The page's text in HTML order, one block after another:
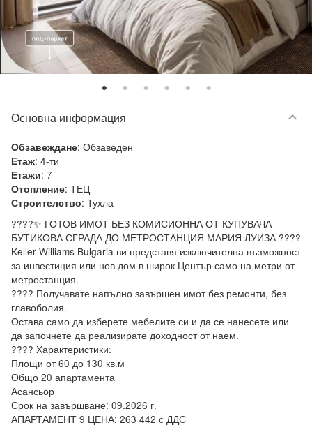
Основна информация keyboard_arrow_down
Обзавеждане: Обзаведен
Етаж: 4-ти
Етажи: 7
Отопление: ТЕЦ
Строителство: Тухла
????✨ ГОТОВ ИМОТ БЕЗ КОМИСИОННА ОТ КУПУВАЧА
БУТИКОВА СГРАДА ДО МЕТРОСТАНЦИЯ МАРИЯ ЛУИЗА ????
Keller Williams Bulgaria ви представя изключителна възможност
за инвестиция или нов дом в широк Център само на метри от
метростанция.
???? Получавате напълно завършен имот без ремонти, без
главоболия.
Остава само да изберете мебелите си и да се нанесете или
да започнете да реализирате доходност от наем.
???? Характеристики:
Площи от 60 до 130 кв.м
Общо 20 апартамента
Асансьор
Срок на завършване: 09.2026 г.
АПАРТАМЕНТ 9 ЦЕНА: 263 442 с ДДС